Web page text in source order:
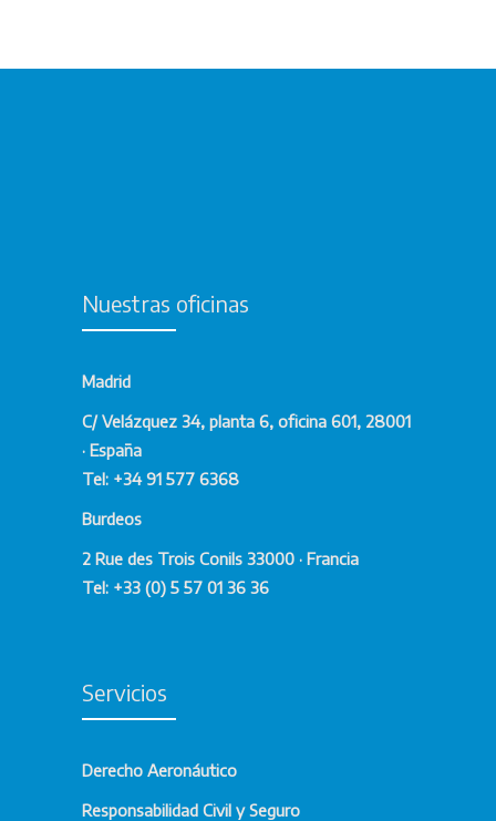
Nuestras oficinas
Madrid
C/ Velázquez 34, planta 6, oficina 601, 28001
· España
Tel: +34 91 577 6368
Burdeos
2 Rue des Trois Conils 33000 · Francia
Tel: +33 (0) 5 57 01 36 36
Servicios
Derecho Aeronáutico
Responsabilidad Civil y Seguro